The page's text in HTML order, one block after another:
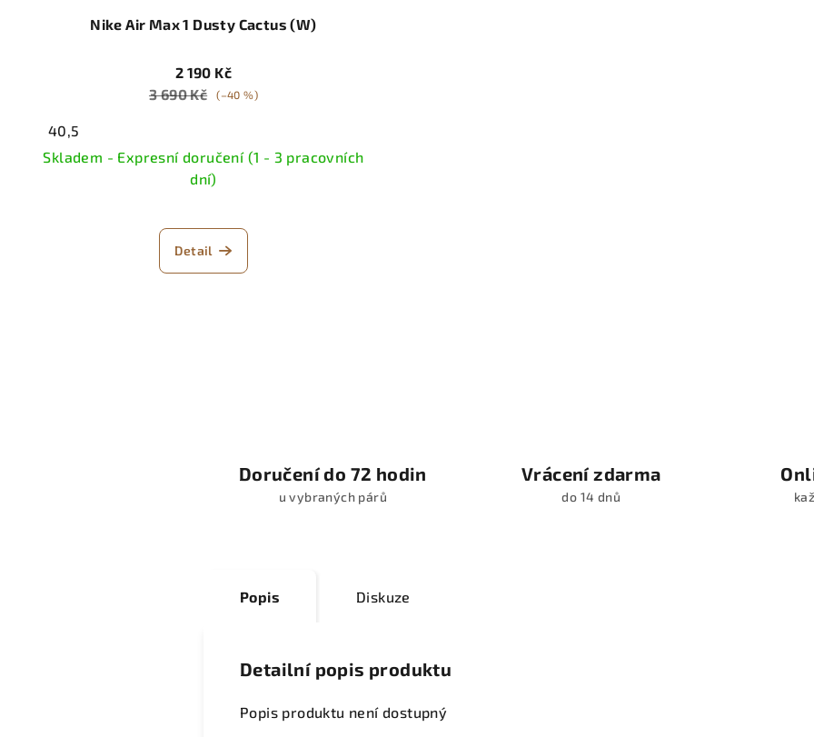
Nike Air Max 1 Dusty Cactus (W)
2 190 Kč
3 690 Kč
(–40 %)
40,5
Skladem - Expresní doručení (1 - 3 pracovních
dní)
Detail
Doručení do 72 hodin
u vybraných párů
Vrácení zdarma
do 14 dnů
Popis Diskuze
Detailní popis produktu
Popis produktu není dostupný